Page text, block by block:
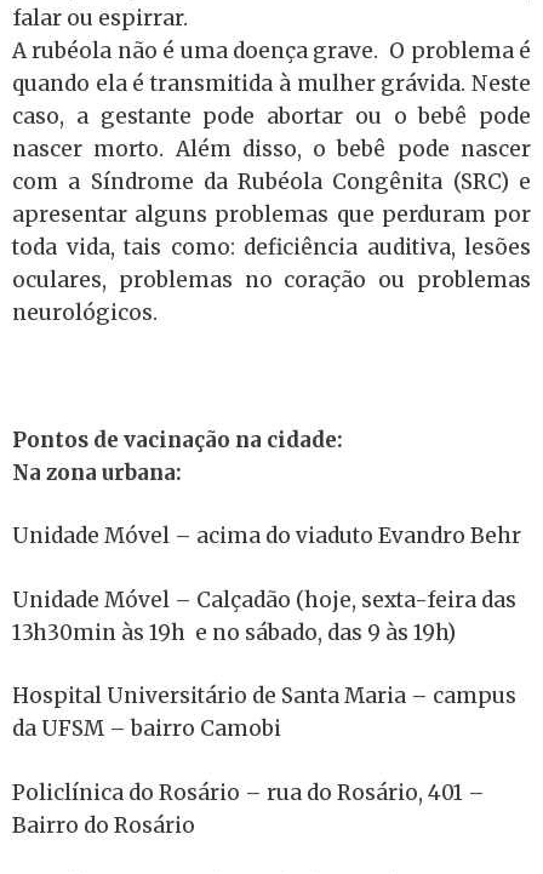
falar ou espirrar.
A rubéola não é uma doença grave. O problema é
quando ela é transmitida à mulher grávida. Neste
caso, a gestante pode abortar ou o bebê pode
nascer morto. Além disso, o bebê pode nascer
com a Síndrome da Rubéola Congênita (SRC) e
apresentar alguns problemas que perduram por
toda vida, tais como: deficiência auditiva, lesões
oculares, problemas no coração ou problemas
neurológicos.
Pontos de vacinação na cidade:
Na zona urbana:
Unidade Móvel – acima do viaduto Evandro Behr
Unidade Móvel – Calçadão (hoje, sexta-feira das
13h30min às 19h e no sábado, das 9 às 19h)
Hospital Universitário de Santa Maria – campus
da UFSM – bairro Camobi
Policlínica do Rosário – rua do Rosário, 401 –
Bairro do Rosário